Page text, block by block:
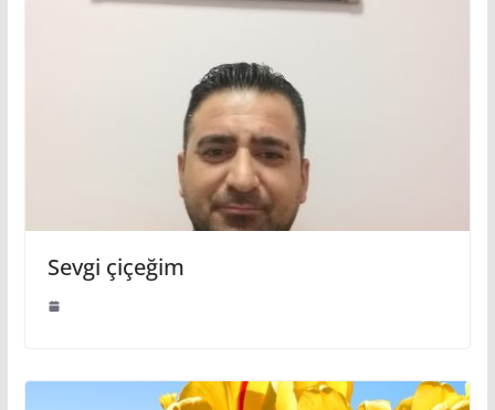
Sevgi çiçeğim